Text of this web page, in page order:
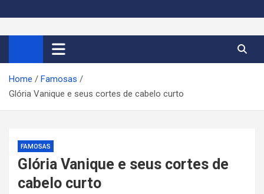
i
t
o
Cortes de Cabelo Curto
Feminino 2026
Moda e tendências dos cabelos curtos femininos 2026
Home
Famosas
Glória Vanique e seus cortes de cabelo curto
FAMOSAS
Glória Vanique e seus cortes de
cabelo curto